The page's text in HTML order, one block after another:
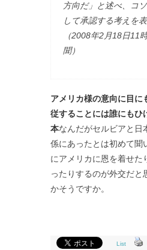
方向だ」と述べ、コ
して承認する考えを表
（2008年2月18日11
聞）
アメリカ様の意向に目に
従することには誰にもひ
本なんだがセルビアと日
係にあったとは初めて聞
にアメリカに恩を着せた
ったりするのが外交だと
かそうですか。
List